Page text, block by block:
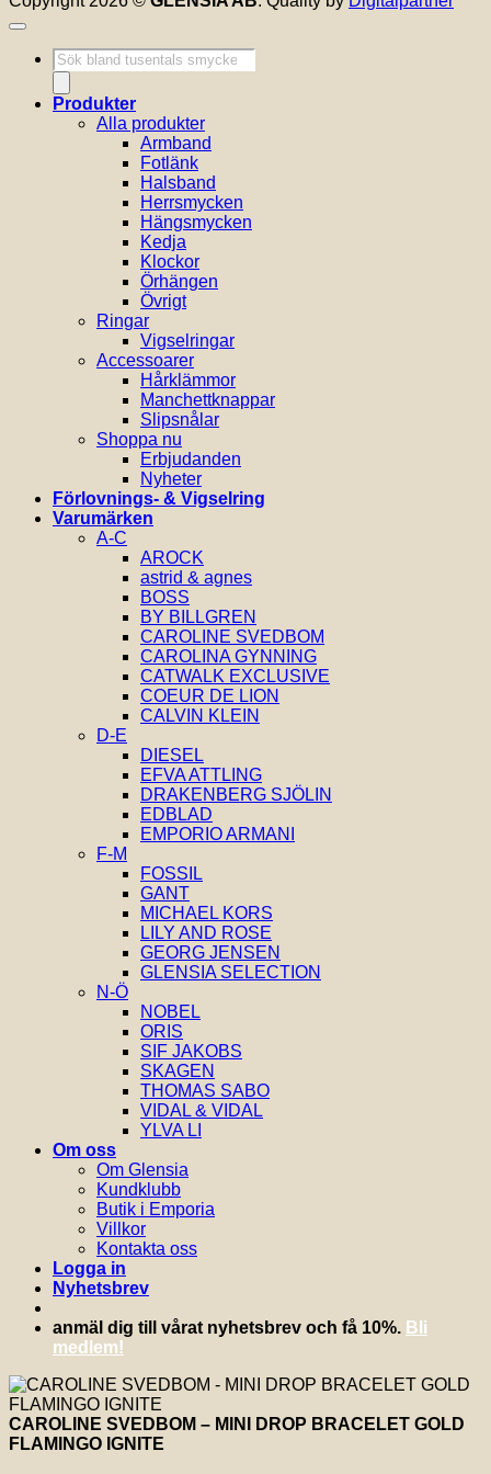
Produktsökning
Produkter
Alla produkter
Armband
Fotlänk
Halsband
Herrsmycken
Hängsmycken
Kedja
Klockor
Örhängen
Övrigt
Ringar
Vigselringar
Accessoarer
Hårklämmor
Manchettknappar
Slipsnålar
Shoppa nu
Erbjudanden
Nyheter
Förlovnings- & Vigselring
Varumärken
A-C
AROCK
astrid & agnes
BOSS
BY BILLGREN
CAROLINE SVEDBOM
CAROLINA GYNNING
CATWALK EXCLUSIVE
COEUR DE LION
CALVIN KLEIN
D-E
DIESEL
EFVA ATTLING
DRAKENBERG SJÖLIN
EDBLAD
EMPORIO ARMANI
F-M
FOSSIL
GANT
MICHAEL KORS
LILY AND ROSE
GEORG JENSEN
GLENSIA SELECTION
N-Ö
NOBEL
ORIS
SIF JAKOBS
SKAGEN
THOMAS SABO
VIDAL & VIDAL
YLVA LI
Om oss
Om Glensia
Kundklubb
Butik i Emporia
Villkor
Kontakta oss
Logga in
Nyhetsbrev
anmäl dig till vårat nyhetsbrev och få 10%. Bli
medlem!
CAROLINE SVEDBOM – MINI DROP BRACELET GOLD
FLAMINGO IGNITE